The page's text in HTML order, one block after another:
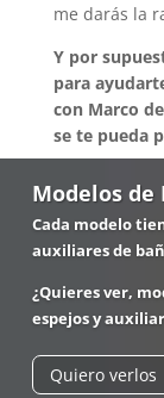
me darás la
Y por
para
con Marco
se te pueda
Modelos de
Cada modelo
auxiliares de
¿Quieres ver,
espejos y
Quiero verlos